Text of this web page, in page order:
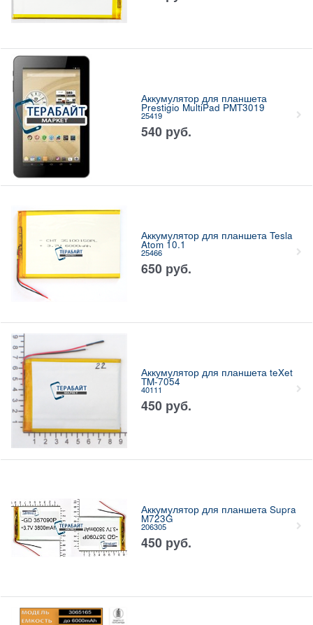
Аккумулятор для планшета
Prestigio MultiPad PMT3019
25419
540 руб.
Аккумулятор для планшета Tesla
Atom 10.1
25466
650 руб.
Аккумулятор для планшета teXet
TM-7054
40111
450 руб.
Аккумулятор для планшета Supra
M723G
206305
450 руб.